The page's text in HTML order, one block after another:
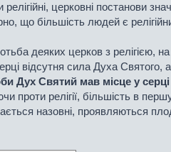
релігійні, церковні постанови
що більшість людей є
деяких церков з релігією,
відсутня сила Духа Святого,
Дух Святий мав місце у
проти релігії, більшість в
назовні, проявляються